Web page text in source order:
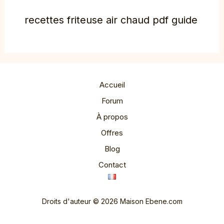
recettes friteuse air chaud pdf guide
Accueil
Forum
À propos
Offres
Blog
Contact
Droits d'auteur © 2026 Maison Ebene.com